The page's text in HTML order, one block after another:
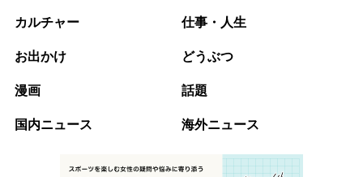
カルチャー 仕事・人生
お出かけ どうぶつ
漫画 話題
国内ニュース 海外ニュース